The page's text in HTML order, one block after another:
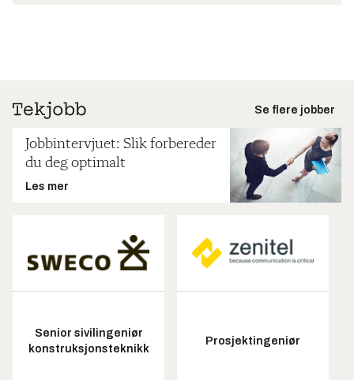
Se flere jobber
Jobbintervjuet: Slik forbereder
du deg optimalt
Les mer
Senior sivilingeniør
konstruksjonsteknikk
Prosjektingeniør